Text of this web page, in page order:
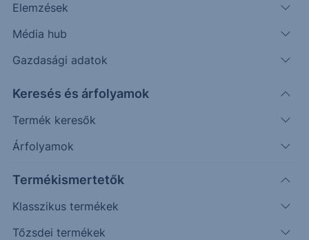
Elemzések
Média hub
Gazdasági adatok
Keresés és árfolyamok
Termék keresők
Árfolyamok
Termékismertetők
Klasszikus termékek
Tőzsdei termékek
Pletser
Tamás
elemző
A cikk társszerzője: Magyari Gáspár, az ErStep
Összefoglaló táblázat (Bloomberg konszenzusos
várakozás)